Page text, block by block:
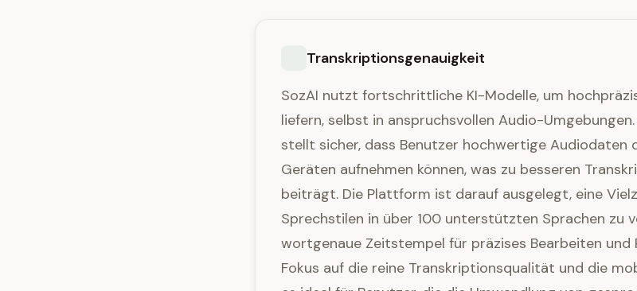
Transkriptionsgenauigkeit
SozAI nutzt fortschrittliche KI-Modelle, um
liefern, selbst in anspruchsvollen Audio-
stellt sicher, dass Benutzer hochwertige Audiodaten
Geräten aufnehmen können, was zu besseren
beiträgt. Die Plattform ist darauf ausgelegt, eine
Sprechstilen in über 100 unterstützten Sprachen zu
wortgenaue Zeitstempel für präzises Bearbeiten und
Fokus auf die reine Transkriptionsqualität und die